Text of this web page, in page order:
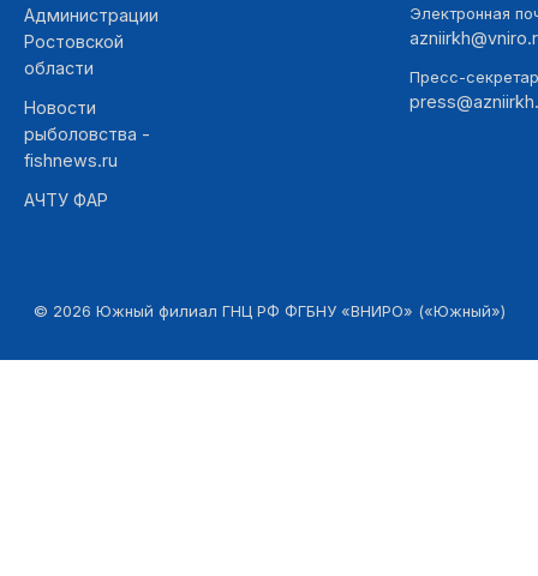
Администрации
Ростовской
области
Новости
рыболовства -
fishnews.ru
АЧТУ ФАР
Электронная
Пресс-
© 2026 Южный филиал ГНЦ РФ ФГБНУ «ВНИРО» («Южный»)